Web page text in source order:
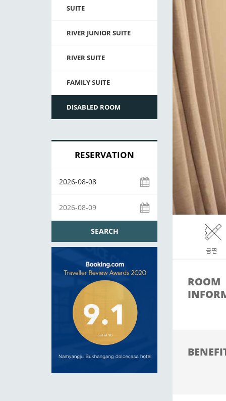
SUITE
RIVER JUNIOR SUITE
RIVER SUITE
FAMILY SUITE
DISABLED ROOM
RESERVATION
SEARCH
금연
ROOM